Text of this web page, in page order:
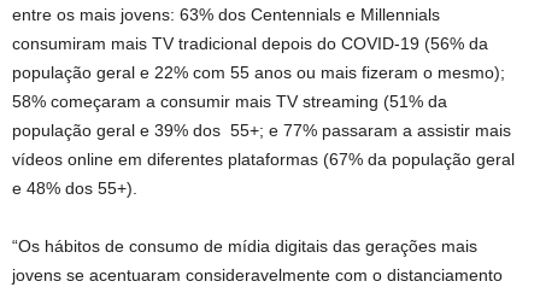
entre os mais jovens: 63% dos Centennials e Millennials
consumiram mais TV tradicional depois do COVID-19 (56% da
população geral e 22% com 55 anos ou mais fizeram o mesmo);
58% começaram a consumir mais TV streaming (51% da
população geral e 39% dos 55+; e 77% passaram a assistir mais
vídeos online em diferentes plataformas (67% da população geral
e 48% dos 55+).
“Os hábitos de consumo de mídia digitais das gerações mais
jovens se acentuaram consideravelmente com o distanciamento